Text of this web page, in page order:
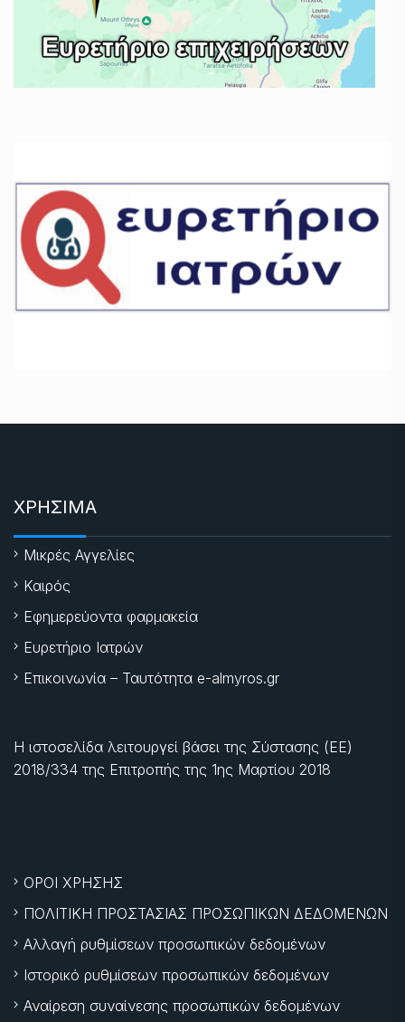
ΧΡΗΣΙΜΑ
Μικρές Αγγελίες
Καιρός
Εφημερεύοντα φαρμακεία
Ευρετήριο Ιατρών
Επικοινωνία – Ταυτότητα e-almyros.gr
Η ιστοσελίδα λειτουργεί βάσει της Σύστασης (ΕΕ)
2018/334 της Επιτροπής της 1ης Μαρτίου 2018
ΟΡΟΙ ΧΡΗΣΗΣ
ΠΟΛΙΤΙΚΗ ΠΡΟΣΤΑΣΙΑΣ ΠΡΟΣΩΠΙΚΩΝ ΔΕΔΟΜΕΝΩΝ
Αλλαγή ρυθμίσεων προσωπικών δεδομένων
Ιστορικό ρυθμίσεων προσωπικών δεδομένων
Αναίρεση συναίνεσης προσωπικών δεδομένων